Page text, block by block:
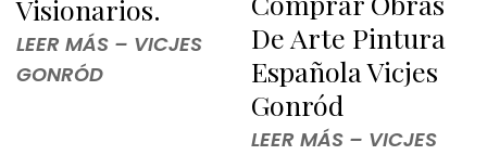
Visionarios.
LEER MÁS – VICJES
GONRÓD
De Arte Pintura
Española Vicjes
Gonród
LEER MÁS – VICJES